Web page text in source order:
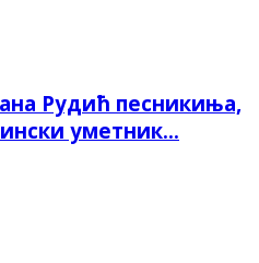
Рудић песникиња,
уметник...